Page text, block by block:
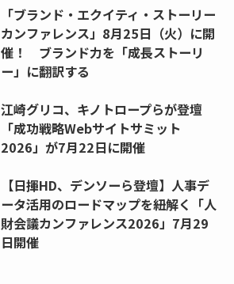
「ブランド・エクイティ・ストーリー
カンファレンス」8月25日（火）に開
催！ ブランド力を「成長ストーリ
ー」に翻訳する
江崎グリコ、キノトロープらが登壇
「成功戦略Webサイトサミット
2026」が7月22日に開催
【日揮HD、デンソーら登壇】人事デ
ータ活用のロードマップを紐解く「人
財会議カンファレンス2026」7月29
日開催